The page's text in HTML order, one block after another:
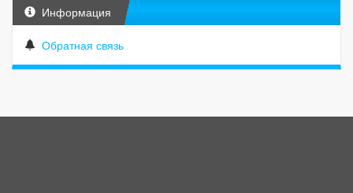
Информация
Обратная связь